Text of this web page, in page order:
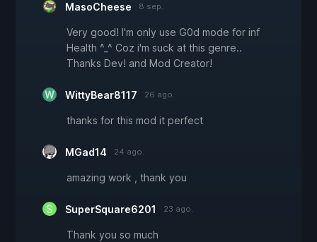
MasoCheese 8 sep.
Very good! I'm only use G0d mode for inf
Health ^_^ Coz i'm suck at this genre..
Thanks Dev! and Mod Creator!
WittyBear8117 26 ago.
thanks for this mod it perfect
MGad14 24 ago.
amazing work , thank you
SuperSquare6201 23 ago.
Thank you so much